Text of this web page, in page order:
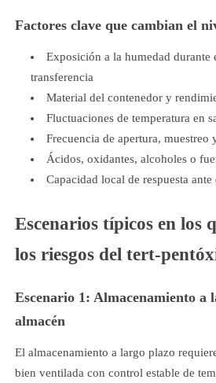
Factores clave que cambian el
Exposición a la humedad durante
transferencia
Material del contenedor y
Fluctuaciones de temperatura en
Frecuencia de apertura, muestreo
Ácidos, oxidantes, alcoholes o
Capacidad local de respuesta ante
Escenarios típicos en los
los riesgos del tert-
Escenario 1: Almacenamiento a
almacén
El almacenamiento a largo plazo
bien ventilada con control estable de